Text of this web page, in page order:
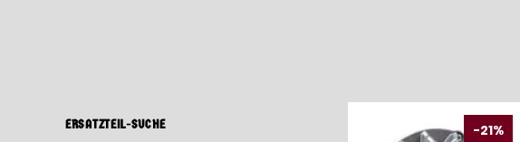
-21%
ERSATZTEIL-SUCHE